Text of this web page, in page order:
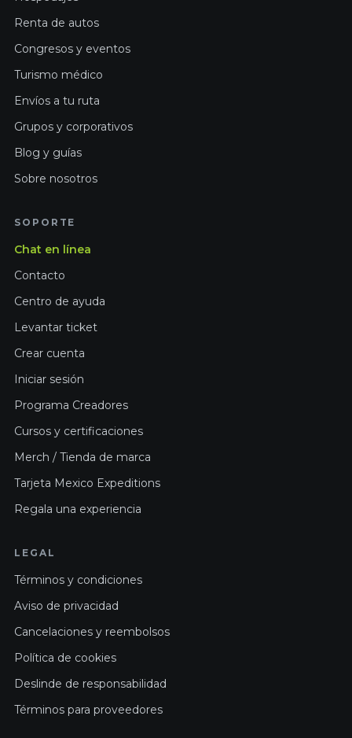
Renta de autos
Congresos y eventos
Turismo médico
Envíos a tu ruta
Grupos y corporativos
Blog y guías
Sobre nosotros
SOPORTE
Chat en línea
Contacto
Centro de ayuda
Levantar ticket
Crear cuenta
Iniciar sesión
Programa Creadores
Cursos y certificaciones
Merch / Tienda de marca
Tarjeta Mexico Expeditions
Regala una experiencia
LEGAL
Términos y condiciones
Aviso de privacidad
Cancelaciones y reembolsos
Política de cookies
Deslinde de responsabilidad
Términos para proveedores